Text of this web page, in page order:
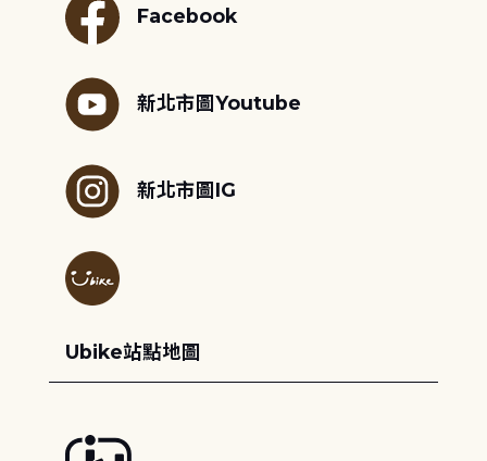
Facebook
新北市圖Youtube
新北市圖IG
Ubike站點地圖